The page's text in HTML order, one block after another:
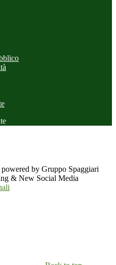
by Gruppo Spaggiari
& New Social Media